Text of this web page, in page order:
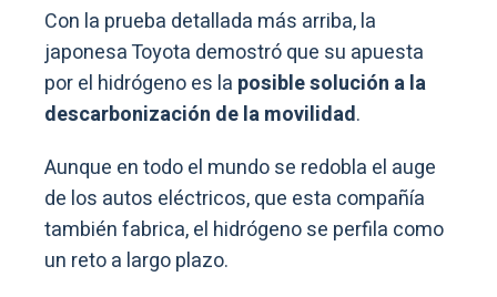
Con la prueba detallada más arriba, la
japonesa Toyota demostró que su apuesta
por el hidrógeno es la posible solución a la
descarbonización de la movilidad.
Aunque en todo el mundo se redobla el auge
de los autos eléctricos, que esta compañía
también fabrica, el hidrógeno se perfila como
un reto a largo plazo.